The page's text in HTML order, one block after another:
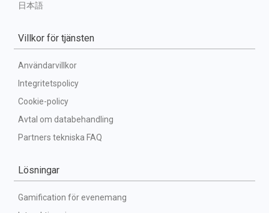
日本語
Villkor för tjänsten
Användarvillkor
Integritetspolicy
Cookie-policy
Avtal om databehandling
Partners tekniska FAQ
Lösningar
Gamification för evenemang